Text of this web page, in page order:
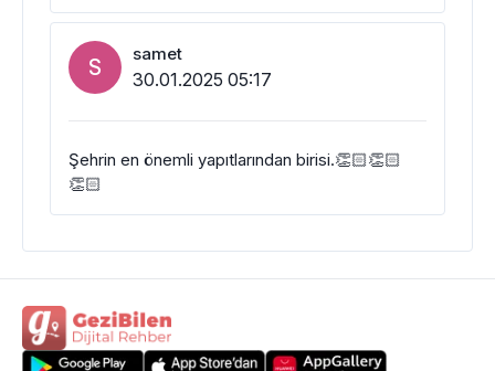
S samet
30.01.2025 05:17
Şehrin en önemli yapıtlarından birisi.👏🏻👏🏻
👏🏻